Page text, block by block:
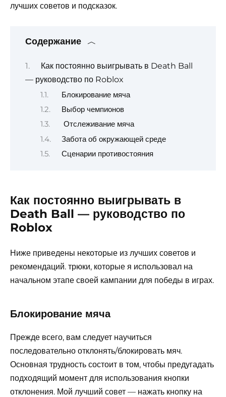
лучших советов и подсказок.
Содержание
Как постоянно выигрывать в Death Ball
— руководство по Roblox
Блокирование мяча
Выбор чемпионов
Отслеживание мяча
Забота об окружающей среде
Сценарии противостояния
Как постоянно выигрывать в
Death Ball — руководство по
Roblox
Ниже приведены некоторые из лучших советов и
рекомендаций. трюки, которые я использовал на
начальном этапе своей кампании для победы в играх.
Блокирование мяча
Прежде всего, вам следует научиться
последовательно отклонять/блокировать мяч.
Основная трудность состоит в том, чтобы предугадать
подходящий момент для использования кнопки
отклонения. Мой лучший совет — нажать кнопку на